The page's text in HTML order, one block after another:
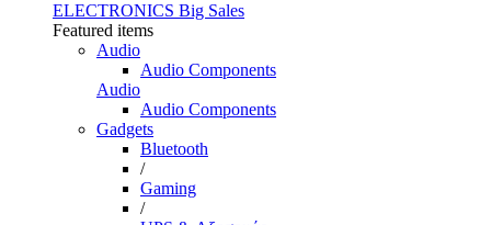
ELECTRONICS Big Sales
Featured items
Audio
Audio Components
Audio
Audio Components
Gadgets
Bluetooth
/
Gaming
/